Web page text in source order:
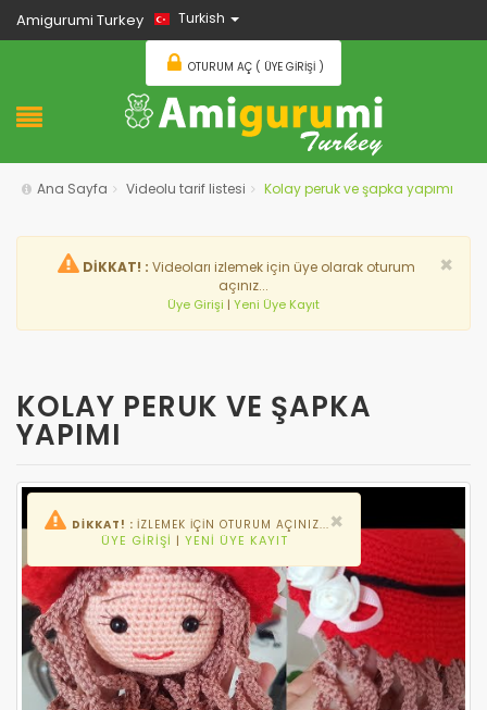
Amigurumi Turkey Turkish
OTURUM AÇ ( ÜYE GIRIŞI )
Ana Sayfa Videolu tarif listesi Kolay peruk ve şapka yapımı
×
DİKKAT! : Videoları izlemek için üye olarak oturum
açınız...
Üye Girişi | Yeni Üye Kayıt
KOLAY PERUK VE ŞAPKA
YAPIMI
×
DİKKAT! : İZLEMEK IÇIN OTURUM AÇINIZ...
ÜYE GIRIŞI | YENI ÜYE KAYIT